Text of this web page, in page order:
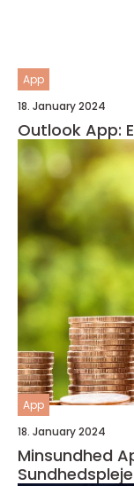
App
18. January 2024
Outlook App:
App
18. January 2024
Minsundhed